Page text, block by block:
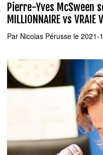
Pierre-Yves McSween
MILLIONNAIRE vs VRAIE
Par Nicolas Pérusse le 2021-